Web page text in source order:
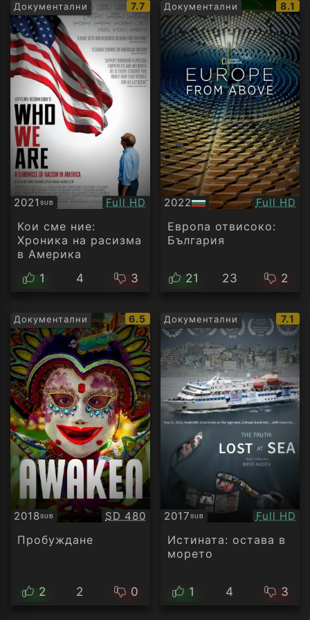
Документални
IMDb
рейтинг:
7.7
2021SUB
Субтитри Качество:
Full HD
Кои сме ние:
Хроника на расизма
в Америка
1
4 3
Документални
IMDb
8.1
2022
БГ
аудио
Full HD
Европа отвисоко:
България
21 23 2
Документални
IMDb
рейтинг:
6.5
2018SUB
Субтитри Качество:
SD 480
Пробуждане
2 2 0
Документални
IMDb
7.1
2017SUB
Субтитри Full HD
Истината: остава в
морето
1 4 3